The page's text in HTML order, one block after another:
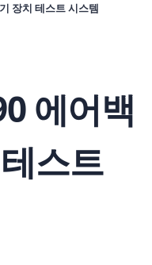
장치 테스트 시스템
에어백
스트